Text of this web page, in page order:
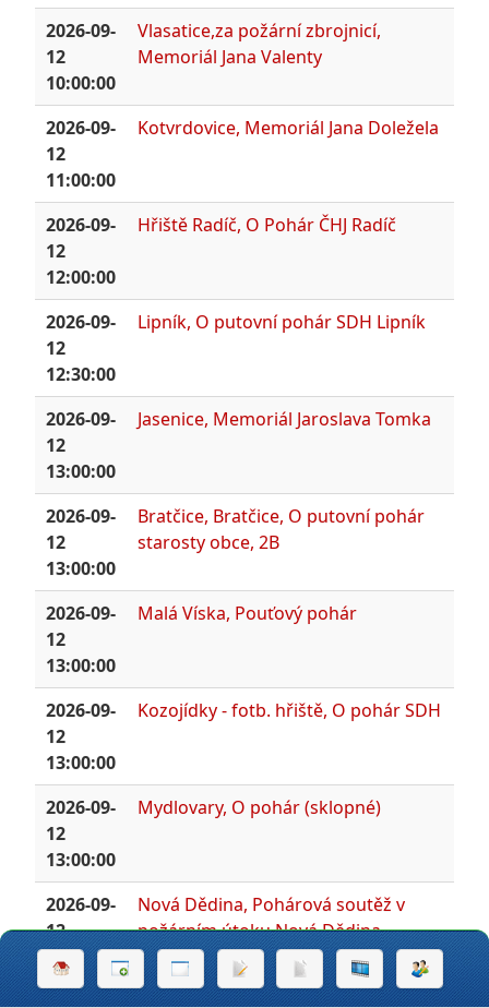
2026-09-
12
10:00:00
Vlasatice,za požární zbrojnicí,
Memoriál Jana Valenty
2026-09-
12
11:00:00
Kotvrdovice, Memoriál Jana Doležela
2026-09-
12
12:00:00
Hřiště Radíč, O Pohár ČHJ Radíč
2026-09-
12
12:30:00
Lipník, O putovní pohár SDH Lipník
2026-09-
12
13:00:00
Jasenice, Memoriál Jaroslava Tomka
2026-09-
12
13:00:00
Bratčice, Bratčice, O putovní pohár
starosty obce, 2B
2026-09-
12
13:00:00
Malá Víska, Pouťový pohár
2026-09-
12
13:00:00
Kozojídky - fotb. hřiště, O pohár SDH
2026-09-
12
13:00:00
Mydlovary, O pohár (sklopné)
2026-09-
12
14:00:00
Nová Dědina, Pohárová soutěž v
požárním útoku Nová Dědina
2026-09- RADHOSTICE, RADHOSTICE